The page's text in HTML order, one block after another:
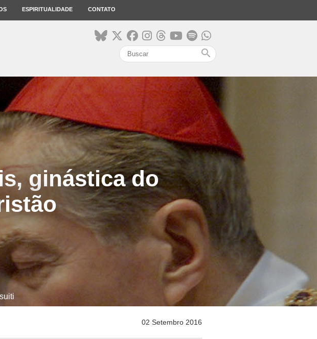
ESPIRITUALIDADE CONTATO
search
ginástica do
02 Setembro 2016